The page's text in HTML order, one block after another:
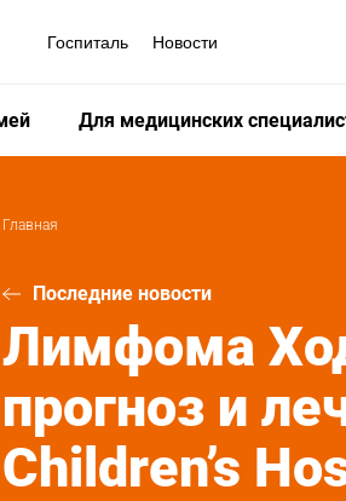
Госпиталь Новости
Для медицинских
Главная
Последние новости
Лимфома
прогноз и
Children’s